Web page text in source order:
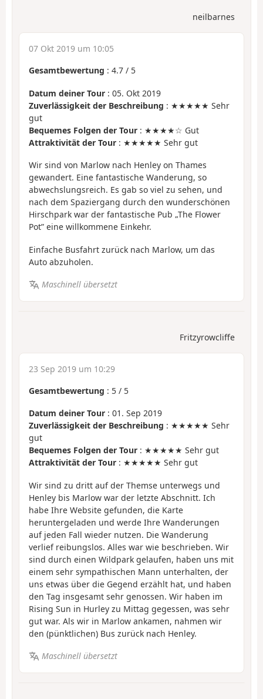
neilbarnes
07 Okt 2019 um 10:05
Gesamtbewertung : 4.7 / 5
Datum deiner Tour : 05. Okt 2019
Zuverlässigkeit der Beschreibung : ★★★★★ Sehr
gut
Bequemes Folgen der Tour : ★★★★☆ Gut
Attraktivität der Tour : ★★★★★ Sehr gut
Wir sind von Marlow nach Henley on Thames
gewandert. Eine fantastische Wanderung, so
abwechslungsreich. Es gab so viel zu sehen, und
nach dem Spaziergang durch den wunderschönen
Hirschpark war der fantastische Pub „The Flower
Pot” eine willkommene Einkehr.
Einfache Busfahrt zurück nach Marlow, um das
Auto abzuholen.
Maschinell übersetzt
Fritzyrowcliffe
23 Sep 2019 um 10:29
Gesamtbewertung : 5 / 5
Datum deiner Tour : 01. Sep 2019
Zuverlässigkeit der Beschreibung : ★★★★★ Sehr
gut
Bequemes Folgen der Tour : ★★★★★ Sehr gut
Attraktivität der Tour : ★★★★★ Sehr gut
Wir sind zu dritt auf der Themse unterwegs und
Henley bis Marlow war der letzte Abschnitt. Ich
habe Ihre Website gefunden, die Karte
heruntergeladen und werde Ihre Wanderungen
auf jeden Fall wieder nutzen. Die Wanderung
verlief reibungslos. Alles war wie beschrieben. Wir
sind durch einen Wildpark gelaufen, haben uns mit
einem sehr sympathischen Mann unterhalten, der
uns etwas über die Gegend erzählt hat, und haben
den Tag insgesamt sehr genossen. Wir haben im
Rising Sun in Hurley zu Mittag gegessen, was sehr
gut war. Als wir in Marlow ankamen, nahmen wir
den (pünktlichen) Bus zurück nach Henley.
Maschinell übersetzt